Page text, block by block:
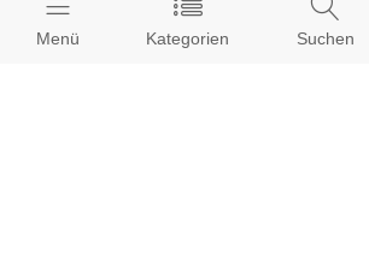
Menü Kategorien Suchen
Impressum